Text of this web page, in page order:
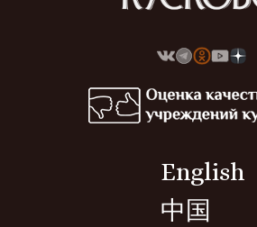
English
中国